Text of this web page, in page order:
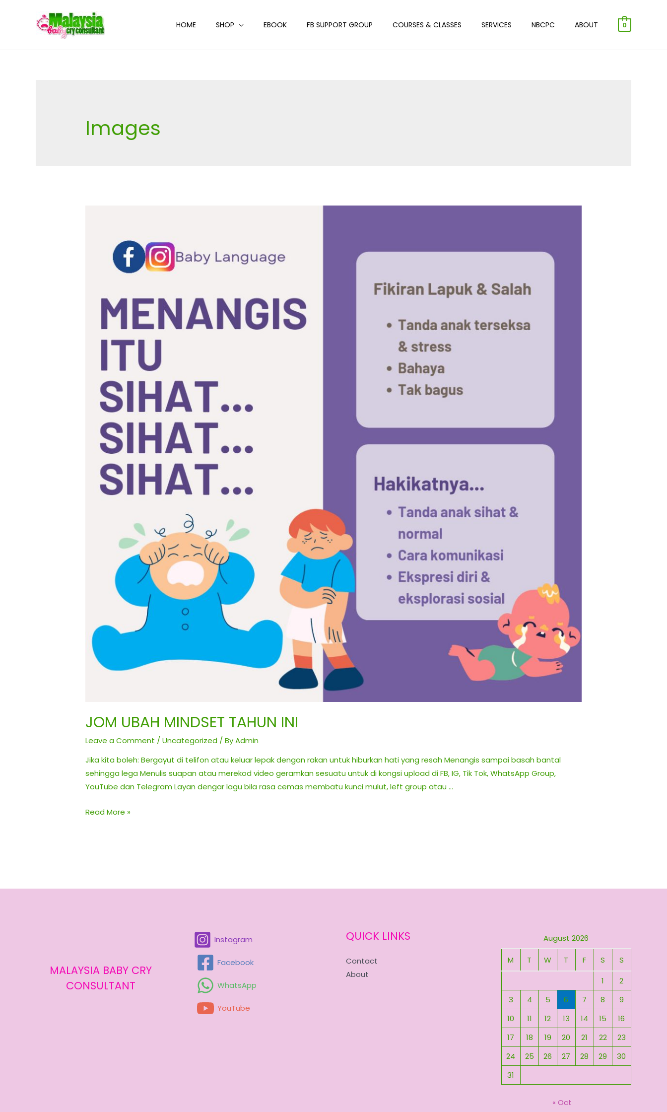
HOME SHOP EBOOK FB SUPPORT GROUP COURSES & CLASSES SERVICES NBCPC ABOUT 0
Images
JOM UBAH MINDSET TAHUN INI
Leave a Comment /Uncategorized / ByAdmin
Jika kita boleh: Bergayut di telifon atau keluar lepak dengan rakan untuk hiburkan hati yang resah Menangis sampai basah bantal
sehingga lega Menulis suapan atau merekod video geramkan sesuatu untuk di kongsi upload di FB, IG, Tik Tok, WhatsApp Group,
YouTube dan Telegram Layan dengar lagu bila rasa cemas membatu kunci mulut, left group atau …
JOM
Read More »
MALAYSIA BABY CRY
CONSULTANT
Instagram
Facebook
WhatsApp
YouTube
QUICK LINKS
Contact
About
August 2026
M T W T F S
S
1
2
3
4 5 6 7 8
9
10
11 12 13 14 15
16
17
18 19 20 21 22
23
24
25 26 27 28 29
30
31
« Oct